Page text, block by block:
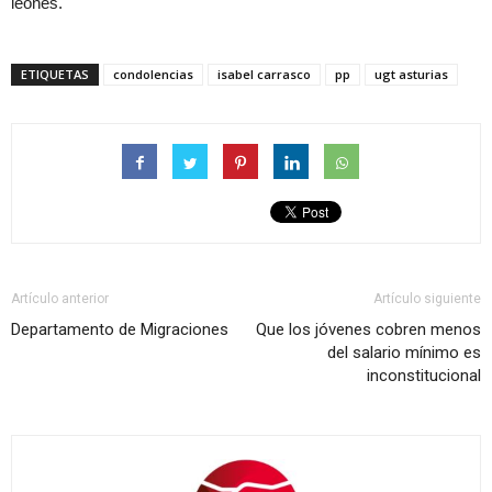
ETIQUETAS condolencias isabel carrasco pp ugt asturias
Artículo anterior
Departamento de Migraciones
Artículo siguiente
Que los jóvenes cobren menos
del salario mínimo es
inconstitucional